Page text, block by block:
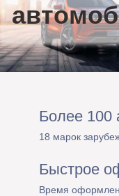
Более 100
18 марок
Быстрое
Время